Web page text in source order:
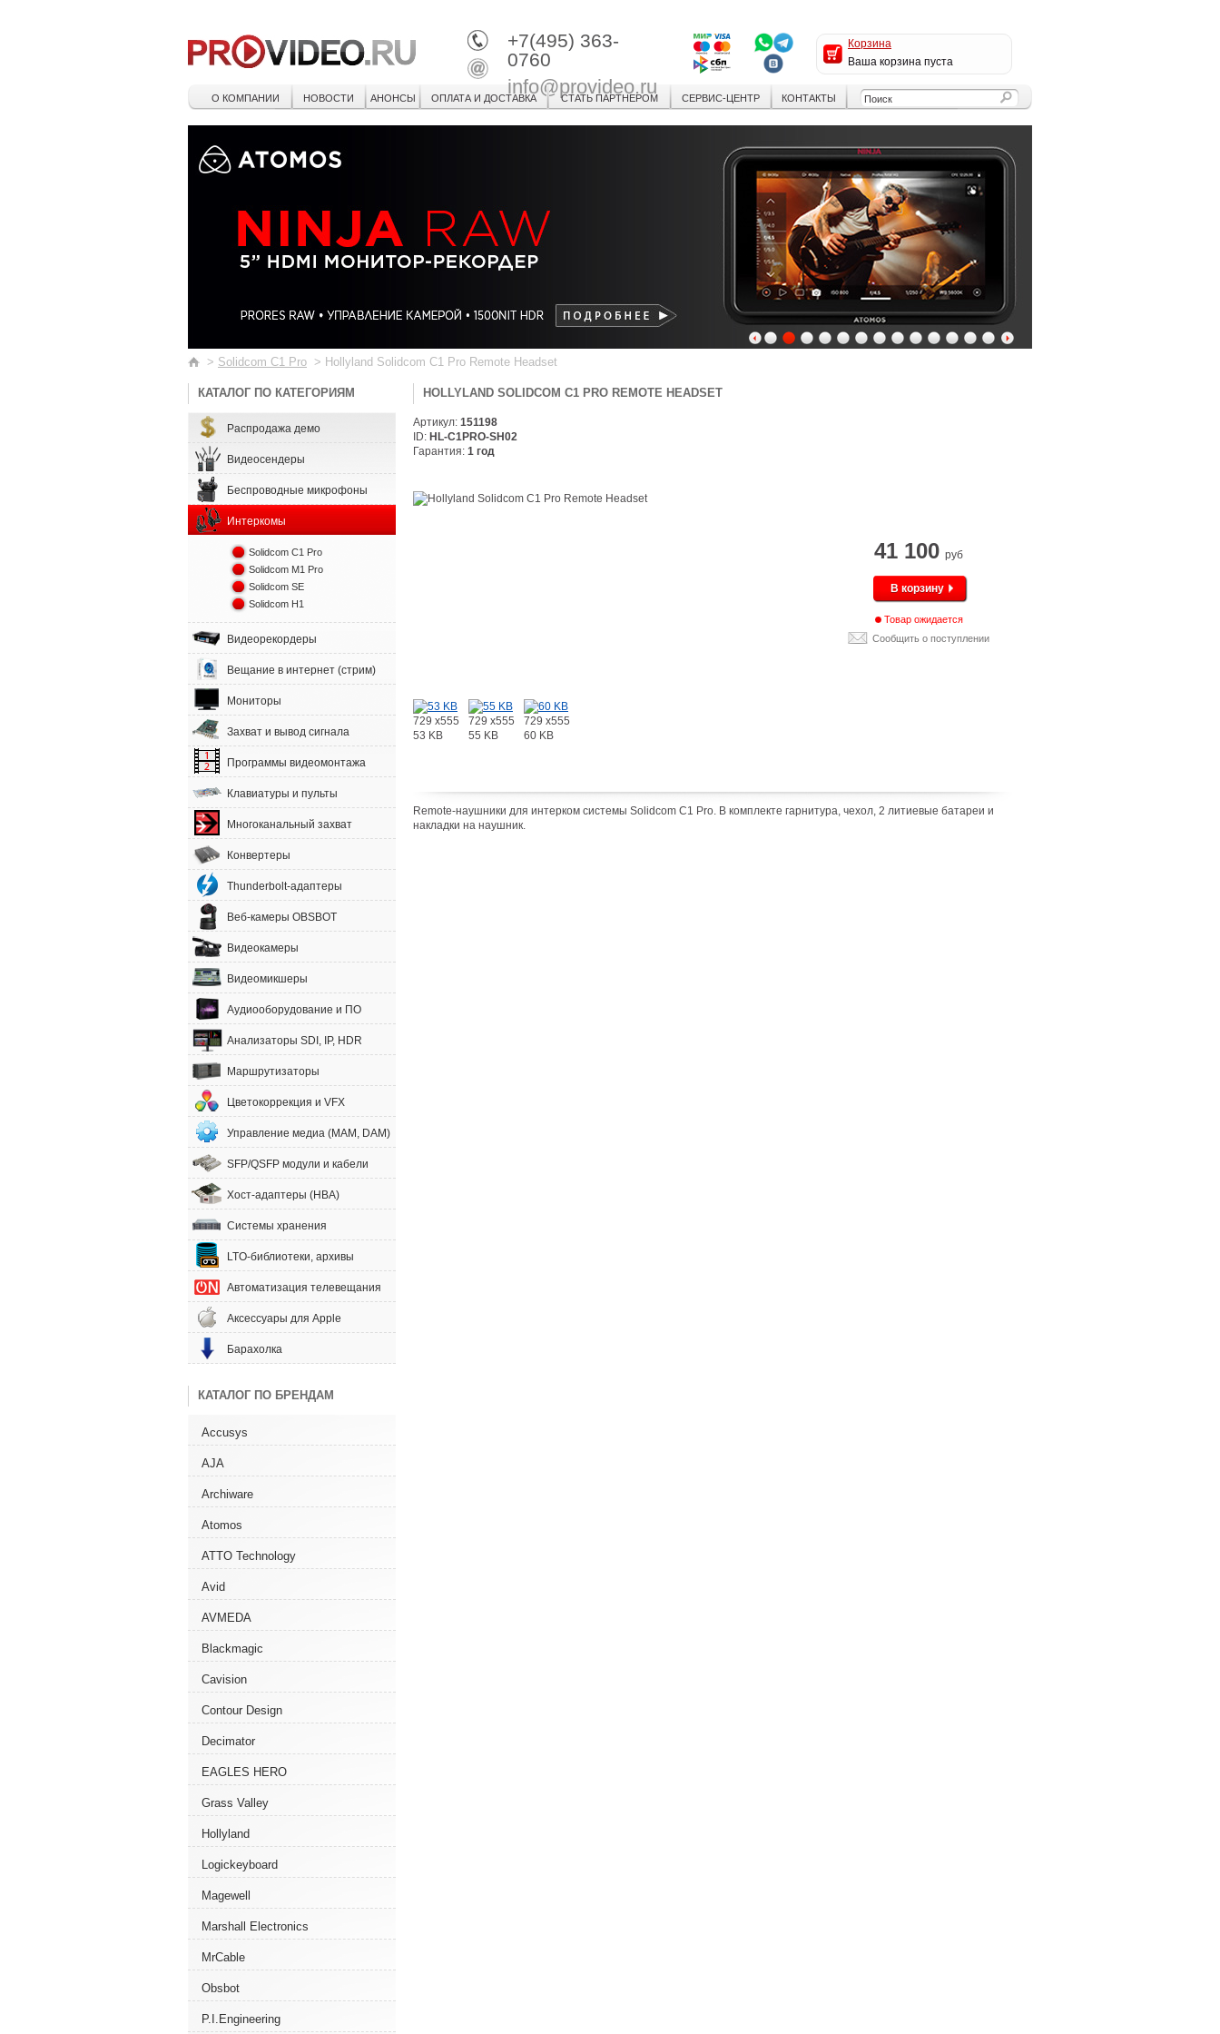
+7(495) 363-
0760
info@provideo.ru
Корзина
Ваша корзина пуста
О КОМПАНИИ НОВОСТИ АНОНСЫ ОПЛАТА И ДОСТАВКА СТАТЬ ПАРТНЕРОМ СЕРВИС-ЦЕНТР КОНТАКТЫ
1 2 3 4 5 6 7 8 9 10111213
> Solidcom C1 Pro > Hollyland Solidcom C1 Pro Remote Headset
КАТАЛОГ ПО КАТЕГОРИЯМ
Распродажа демо
Видеосендеры
Беспроводные микрофоны
Интеркомы
Solidcom C1 Pro
Solidcom M1 Pro
Solidcom SE
Solidcom H1
Видеорекордеры
Вещание в интернет (стрим)
Мониторы
Захват и вывод сигнала
Программы видеомонтажа
Клавиатуры и пульты
Многоканальный захват
Конвертеры
Thunderbolt-адаптеры
Веб-камеры OBSBOT
Видеокамеры
Видеомикшеры
Аудиооборудование и ПО
Анализаторы SDI, IP, HDR
Маршрутизаторы
Цветокоррекция и VFX
Управление медиа (MAM, DAM)
SFP/QSFP модули и кабели
Хост-адаптеры (HBA)
Системы хранения
LTO-библиотеки, архивы
Автоматизация телевещания
Аксессуары для Apple
Барахолка
КАТАЛОГ ПО БРЕНДАМ
Accusys
AJA
Archiware
Atomos
ATTO Technology
Avid
AVMEDA
Blackmagic
Cavision
Contour Design
Decimator
EAGLES HERO
Grass Valley
Hollyland
Logickeyboard
Magewell
Marshall Electronics
MrCable
Obsbot
P.I.Engineering
HOLLYLAND SOLIDCOM C1 PRO REMOTE HEADSET
Артикул: 151198
ID: HL-C1PRO-SH02
Гарантия: 1 год
41 100 руб
В корзину
Товар ожидается
Сообщить о поступлении
729 x555
53 KB
729 x555
55 KB
729 x555
60 KB
Remote-наушники для интерком системы Solidcom C1 Pro. В комплекте гарнитура, чехол, 2 литиевые батареи и
накладки на наушник.